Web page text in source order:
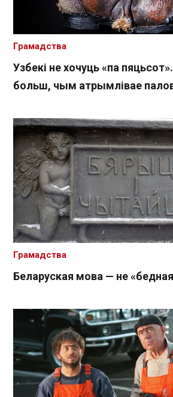
Узбекі не хочуць «па
больш, чым атрымлівае
Грамадства
Беларуская мова — не
Грамадства